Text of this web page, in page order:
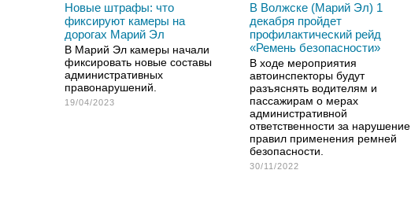
Новые штрафы: что
фиксируют камеры на
дорогах Марий Эл
В Марий Эл камеры начали
фиксировать новые составы
административных
правонарушений.
19/04/2023
В Волжске (Марий Эл) 1
декабря пройдет
профилактический рейд
«Ремень безопасности»
В ходе мероприятия
автоинспекторы будут
разъяснять водителям и
пассажирам о мерах
административной
ответственности за нарушение
правил применения ремней
безопасности.
30/11/2022